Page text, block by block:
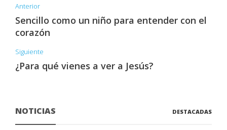
Anterior
Sencillo como un niño para entender con el
corazón
Siguiente
¿Para qué vienes a ver a Jesús?
NOTICIAS DESTACADAS